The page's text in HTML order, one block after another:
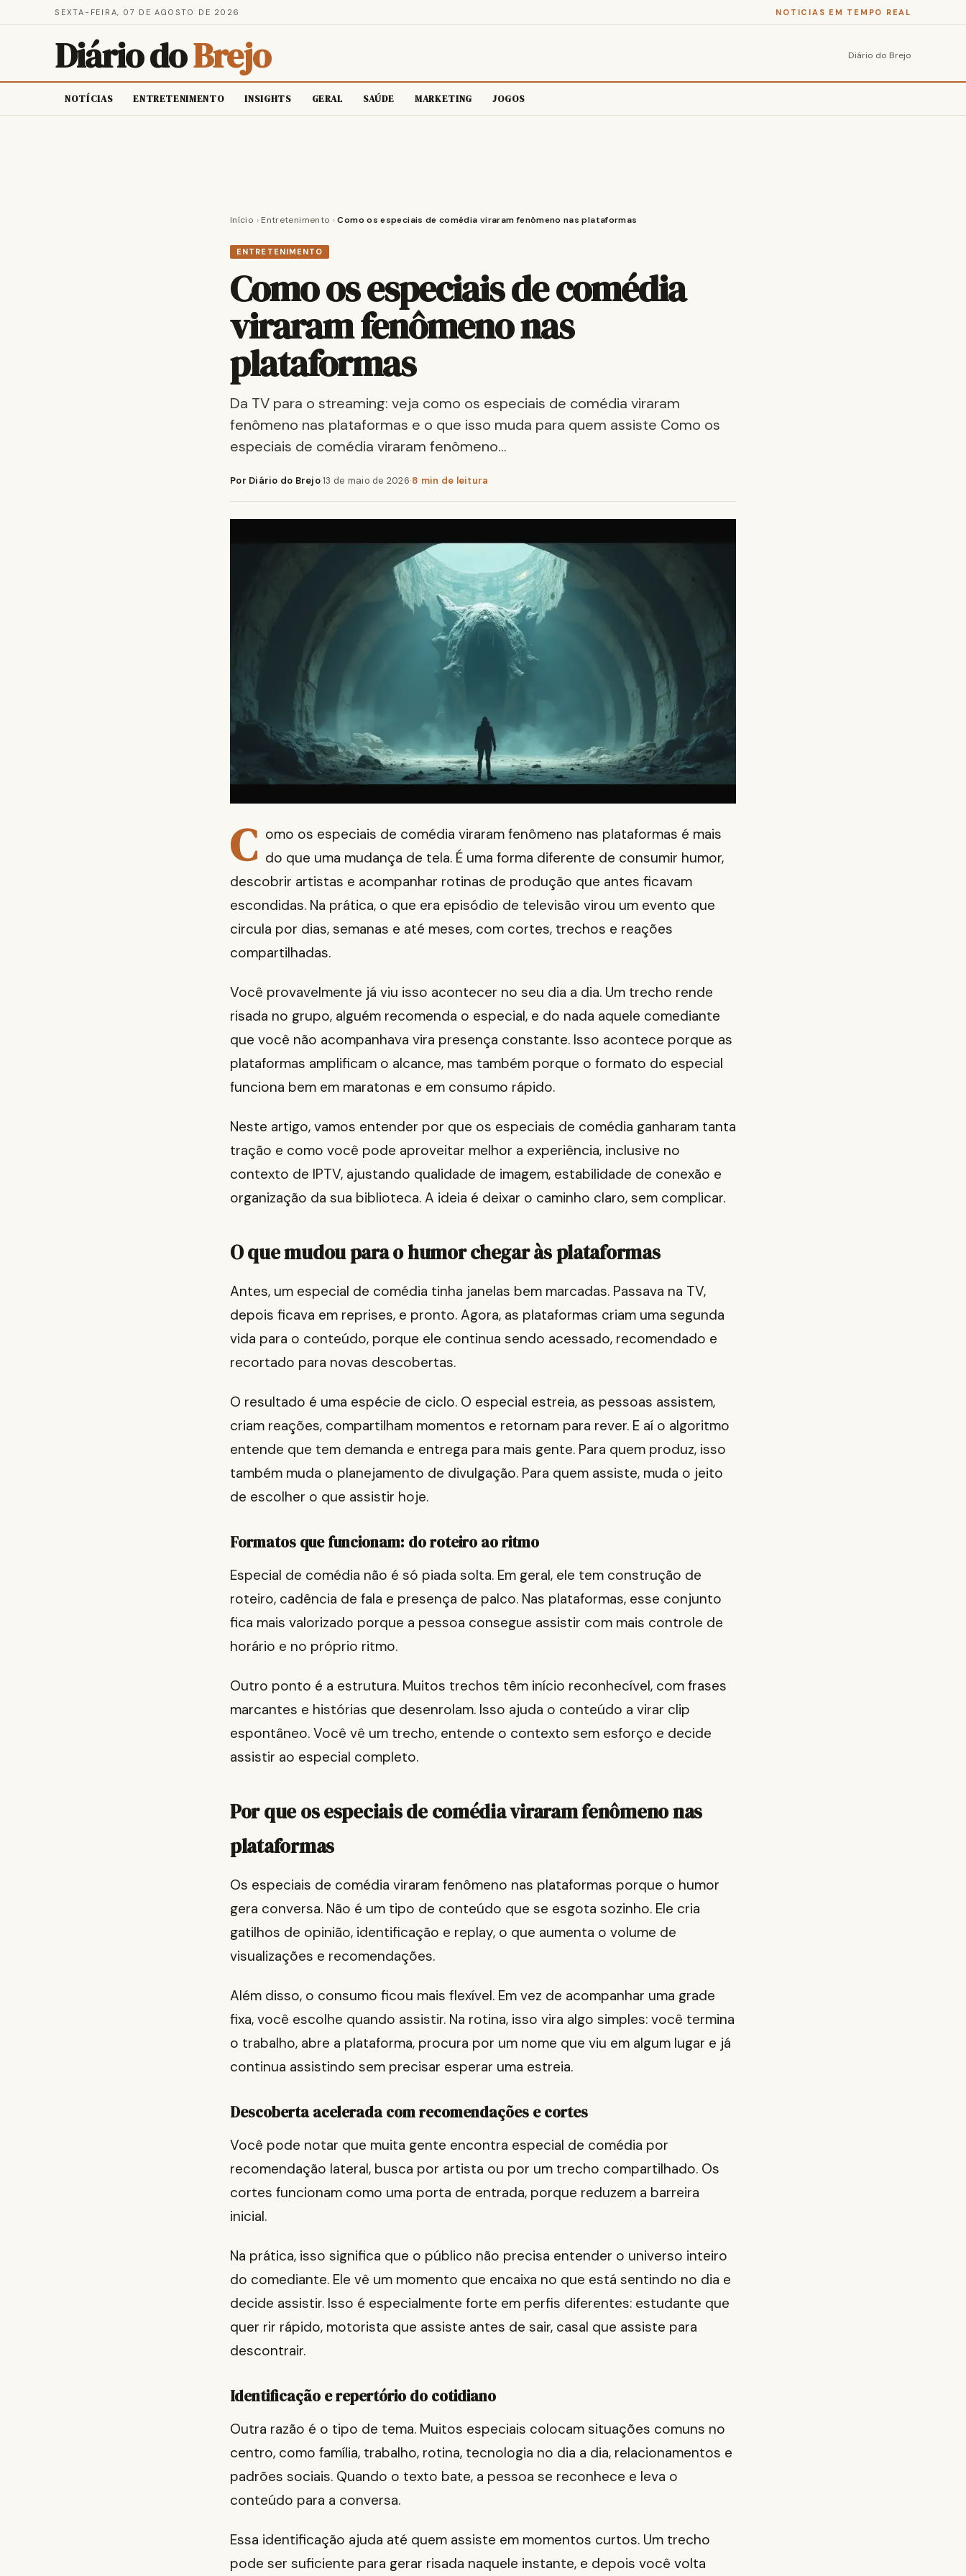
SEXTA-FEIRA, 07 DE AGOSTO DE 2026 NOTICIAS EM TEMPO REAL
Diário doBrejo Diário do Brejo
NOTÍCIAS ENTRETENIMENTO INSIGHTS GERAL SAÚDE MARKETING JOGOS
Início › Entretenimento › Como os especiais de comédia viraram fenômeno nas plataformas
ENTRETENIMENTO
Como os especiais de comédia
viraram fenômeno nas
plataformas
Da TV para o streaming: veja como os especiais de comédia viraram
fenômeno nas plataformas e o que isso muda para quem assiste Como os
especiais de comédia viraram fenômeno…
Por Diário do Brejo·13 de maio de 2026·8 min de leitura
C omo os especiais de comédia viraram fenômeno nas plataformas é mais
do que uma mudança de tela. É uma forma diferente de consumir humor,
descobrir artistas e acompanhar rotinas de produção que antes ficavam
escondidas. Na prática, o que era episódio de televisão virou um evento que
circula por dias, semanas e até meses, com cortes, trechos e reações
compartilhadas.
Você provavelmente já viu isso acontecer no seu dia a dia. Um trecho rende
risada no grupo, alguém recomenda o especial, e do nada aquele comediante
que você não acompanhava vira presença constante. Isso acontece porque as
plataformas amplificam o alcance, mas também porque o formato do especial
funciona bem em maratonas e em consumo rápido.
Neste artigo, vamos entender por que os especiais de comédia ganharam tanta
tração e como você pode aproveitar melhor a experiência, inclusive no
contexto de IPTV, ajustando qualidade de imagem, estabilidade de conexão e
organização da sua biblioteca. A ideia é deixar o caminho claro, sem complicar.
O que mudou para o humor chegar às plataformas
Antes, um especial de comédia tinha janelas bem marcadas. Passava na TV,
depois ficava em reprises, e pronto. Agora, as plataformas criam uma segunda
vida para o conteúdo, porque ele continua sendo acessado, recomendado e
recortado para novas descobertas.
O resultado é uma espécie de ciclo. O especial estreia, as pessoas assistem,
criam reações, compartilham momentos e retornam para rever. E aí o algoritmo
entende que tem demanda e entrega para mais gente. Para quem produz, isso
também muda o planejamento de divulgação. Para quem assiste, muda o jeito
de escolher o que assistir hoje.
Formatos que funcionam: do roteiro ao ritmo
Especial de comédia não é só piada solta. Em geral, ele tem construção de
roteiro, cadência de fala e presença de palco. Nas plataformas, esse conjunto
fica mais valorizado porque a pessoa consegue assistir com mais controle de
horário e no próprio ritmo.
Outro ponto é a estrutura. Muitos trechos têm início reconhecível, com frases
marcantes e histórias que desenrolam. Isso ajuda o conteúdo a virar clip
espontâneo. Você vê um trecho, entende o contexto sem esforço e decide
assistir ao especial completo.
Por que os especiais de comédia viraram fenômeno nas
plataformas
Os especiais de comédia viraram fenômeno nas plataformas porque o humor
gera conversa. Não é um tipo de conteúdo que se esgota sozinho. Ele cria
gatilhos de opinião, identificação e replay, o que aumenta o volume de
visualizações e recomendações.
Além disso, o consumo ficou mais flexível. Em vez de acompanhar uma grade
fixa, você escolhe quando assistir. Na rotina, isso vira algo simples: você termina
o trabalho, abre a plataforma, procura por um nome que viu em algum lugar e já
continua assistindo sem precisar esperar uma estreia.
Descoberta acelerada com recomendações e cortes
Você pode notar que muita gente encontra especial de comédia por
recomendação lateral, busca por artista ou por um trecho compartilhado. Os
cortes funcionam como uma porta de entrada, porque reduzem a barreira
inicial.
Na prática, isso significa que o público não precisa entender o universo inteiro
do comediante. Ele vê um momento que encaixa no que está sentindo no dia e
decide assistir. Isso é especialmente forte em perfis diferentes: estudante que
quer rir rápido, motorista que assiste antes de sair, casal que assiste para
descontrair.
Identificação e repertório do cotidiano
Outra razão é o tipo de tema. Muitos especiais colocam situações comuns no
centro, como família, trabalho, rotina, tecnologia no dia a dia, relacionamentos e
padrões sociais. Quando o texto bate, a pessoa se reconhece e leva o
conteúdo para a conversa.
Essa identificação ajuda até quem assiste em momentos curtos. Um trecho
pode ser suficiente para gerar risada naquele instante, e depois você volta